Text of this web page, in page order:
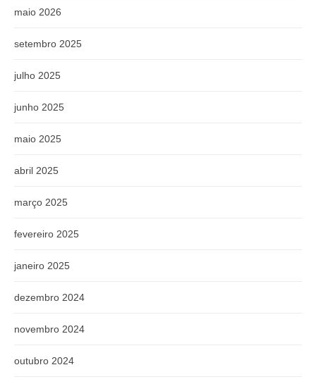
maio 2026
setembro 2025
julho 2025
junho 2025
maio 2025
abril 2025
março 2025
fevereiro 2025
janeiro 2025
dezembro 2024
novembro 2024
outubro 2024